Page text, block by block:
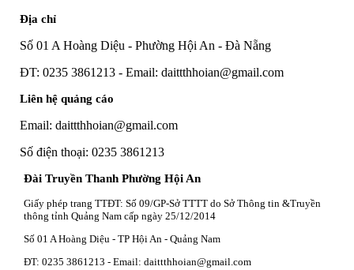
Địa chỉ
Số 01 A Hoàng Diệu - Phường Hội An - Đà Nẵng
ĐT: 0235 3861213 - Email: daittthhoian@gmail.com
Liên hệ quảng cáo
Email: daittthhoian@gmail.com
Số điện thoại: 0235 3861213
Đài Truyền Thanh Phường Hội An
Giấy phép trang TTĐT: Số 09/GP-Sở TTTT do Sở Thông tin &Truyền
thông tỉnh Quảng Nam cấp ngày 25/12/2014
Số 01 A Hoàng Diệu - TP Hội An - Quảng Nam
ĐT: 0235 3861213 - Email: daittthhoian@gmail.com